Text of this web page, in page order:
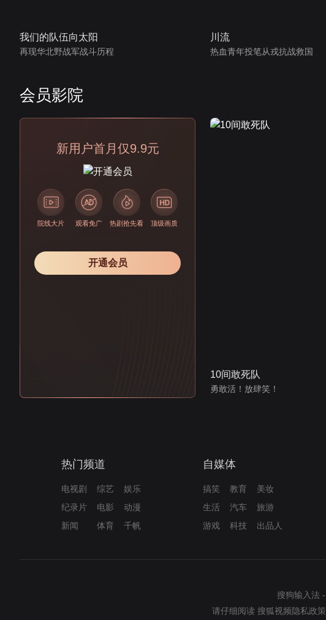
我们的队伍向太阳
再现华北野战军战斗历程
川流
热血青年投笔从戎抗战救国
会员影院
新用户首月仅9.9元
院线大片 观看免广 热剧抢先看 顶级画质
开通会员
会员
10间敢死队
勇敢活！放肆笑！
热门频道
电视剧 综艺
娱乐
纪录片
电影
动漫
新闻
体育 千帆
自媒体
搞笑 教育
美妆
生活
汽车
旅游
游戏
科技 出品人
搜狗输入法 -
请仔细阅读 搜狐视频隐私政策